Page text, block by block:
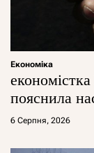
Економіка
пояснила
6 Серпня, 2026